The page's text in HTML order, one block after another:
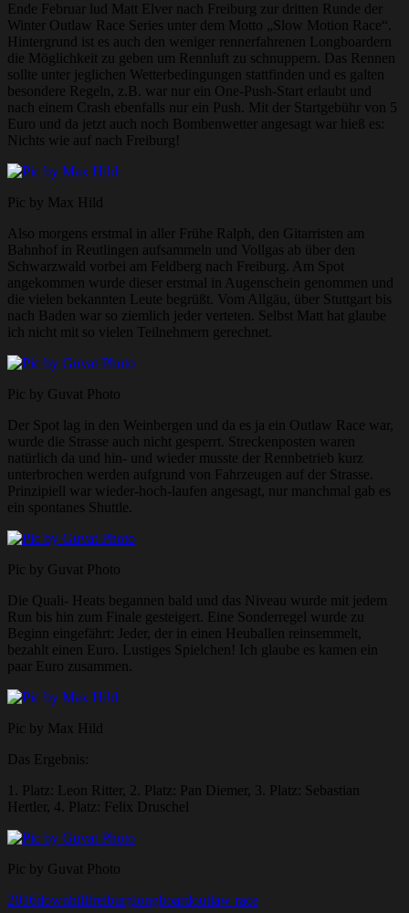
Ende Februar lud Matt Elver nach Freiburg zur dritten Runde der
Winter Outlaw Race Series unter dem Motto „Slow Motion Race“.
Hintergrund ist es auch den weniger rennerfahrenen Longboardern
die Möglichkeit zu geben um Rennluft zu schnuppern. Das Rennen
sollte unter jeglichen Wetterbedingungen stattfinden und es galten
besondere Regeln, z.B. war nur ein One-Push-Start erlaubt und
nach einem Crash ebenfalls nur ein Push. Mit der Startgebühr von 5
Euro und da jetzt auch noch Bombenwetter angesagt war hieß es:
Nichts wie auf nach Freiburg!
Pic by Max Hild
Also morgens erstmal in aller Frühe Ralph, den Gitarristen am
Bahnhof in Reutlingen aufsammeln und Vollgas ab über den
Schwarzwald vorbei am Feldberg nach Freiburg. Am Spot
angekommen wurde dieser erstmal in Augenschein genommen und
die vielen bekannten Leute begrüßt. Vom Allgäu, über Stuttgart bis
nach Baden war so ziemlich jeder verteten. Selbst Matt hat glaube
ich nicht mit so vielen Teilnehmern gerechnet.
Pic by Guvat Photo
Der Spot lag in den Weinbergen und da es ja ein Outlaw Race war,
wurde die Strasse auch nicht gesperrt. Streckenposten waren
natürlich da und hin- und wieder musste der Rennbetrieb kurz
unterbrochen werden aufgrund von Fahrzeugen auf der Strasse.
Prinzipiell war wieder-hoch-laufen angesagt, nur manchmal gab es
ein spontanes Shuttle.
Pic by Guvat Photo
Die Quali- Heats begannen bald und das Niveau wurde mit jedem
Run bis hin zum Finale gesteigert. Eine Sonderregel wurde zu
Beginn eingefährt: Jeder, der in einen Heuballen reinsemmelt,
bezahlt einen Euro. Lustiges Spielchen! Ich glaube es kamen ein
paar Euro zusammen.
Pic by Max Hild
Das Ergebnis:
1. Platz: Leon Ritter, 2. Platz: Pan Diemer, 3. Platz: Sebastian
Hertler, 4. Platz: Felix Druschel
Pic by Guvat Photo
2016downhillfreiburglongboardoutlaw race